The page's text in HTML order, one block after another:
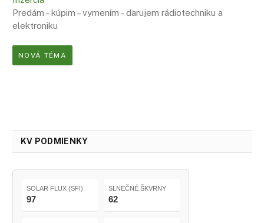
Predám – kúpim – vymením – darujem rádiotechniku a
elektroniku
NOVÁ TÉMA
KV PODMIENKY
SOLAR FLUX (SFI)
97
SLNEČNÉ ŠKVRNY
62